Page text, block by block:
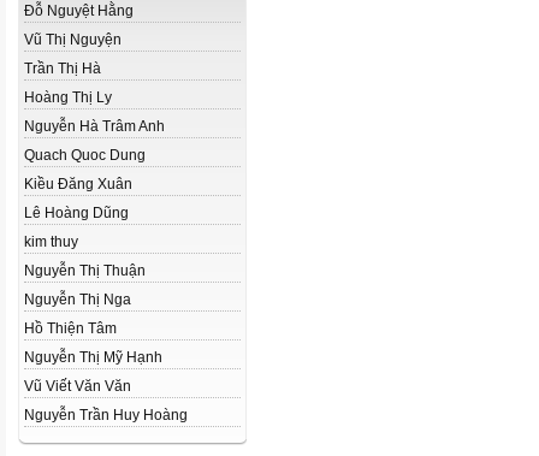
Đỗ Nguyệt Hằng
Vũ Thị Nguyện
Trần Thị Hà
Hoàng Thị Ly
Nguyễn Hà Trâm Anh
Quach Quoc Dung
Kiều Đăng Xuân
Lê Hoàng Dũng
kim thuy
Nguyễn Thị Thuận
Nguyễn Thị Nga
Hồ Thiện Tâm
Nguyễn Thị Mỹ Hạnh
Vũ Viết Văn Văn
Nguyễn Trần Huy Hoàng